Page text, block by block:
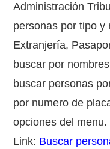
Administración
personas por tipo y
Extranjería,
buscar por
buscar personas
por numero de
opciones del menu.
Link: Buscar